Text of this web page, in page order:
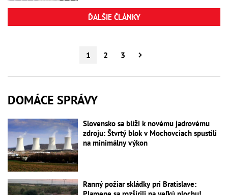
ĎALŠIE ČLÁNKY
1 2 3
DOMÁCE SPRÁVY
Slovensko sa blíži k novému jadrovému
zdroju: Štvrtý blok v Mochovciach spustili
na minimálny výkon
Ranný požiar skládky pri Bratislave: